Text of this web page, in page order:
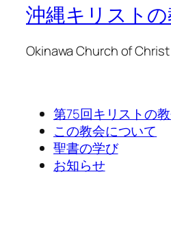
沖縄キリスト
Okinawa Church of Christ
第75回キリストの
この教会について
聖書の学び
お知らせ